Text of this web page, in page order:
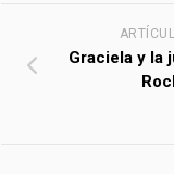
Graciela y la